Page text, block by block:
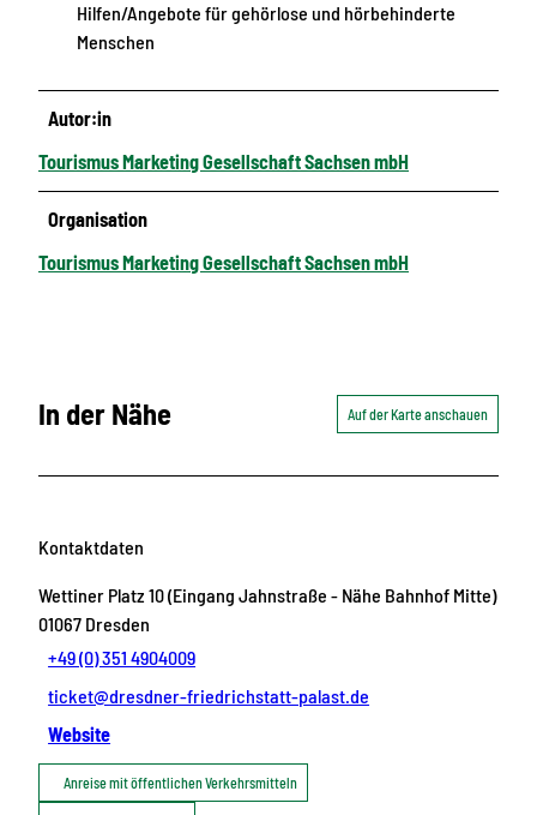
Hilfen/Angebote für gehörlose und hörbehinderte
Menschen
Autor:in
Tourismus Marketing Gesellschaft Sachsen mbH
Organisation
Tourismus Marketing Gesellschaft Sachsen mbH
In der Nähe Auf der Karte anschauen
Kontaktdaten
Wettiner Platz 10 (Eingang Jahnstraße - Nähe Bahnhof Mitte)
01067 Dresden
+49 (0) 351 4904009
ticket@dresdner-friedrichstatt-palast.de
Website
Anreise mit öffentlichen Verkehrsmitteln